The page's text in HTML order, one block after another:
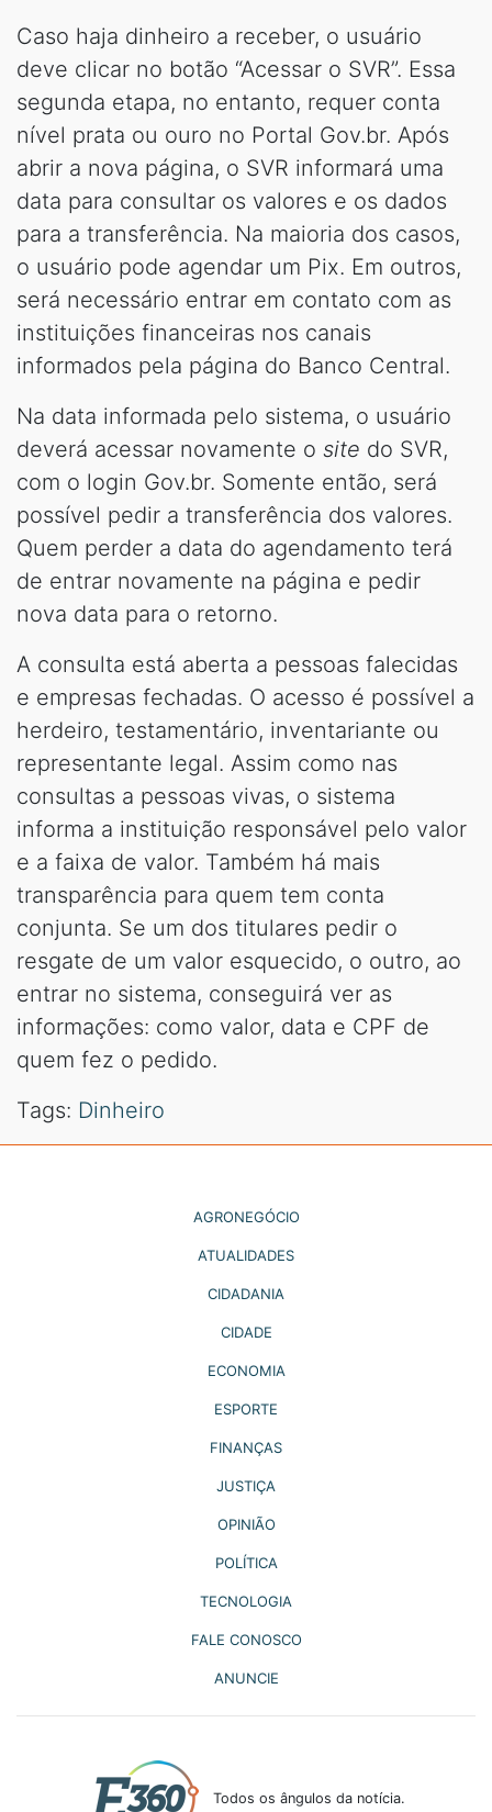
Caso haja dinheiro a receber, o usuário
deve clicar no botão “Acessar o SVR”. Essa
segunda etapa, no entanto, requer conta
nível prata ou ouro no Portal Gov.br. Após
abrir a nova página, o SVR informará uma
data para consultar os valores e os dados
para a transferência. Na maioria dos casos,
o usuário pode agendar um Pix. Em outros,
será necessário entrar em contato com as
instituições financeiras nos canais
informados pela página do Banco Central.
Na data informada pelo sistema, o usuário
deverá acessar novamente o site do SVR,
com o login Gov.br. Somente então, será
possível pedir a transferência dos valores.
Quem perder a data do agendamento terá
de entrar novamente na página e pedir
nova data para o retorno.
A consulta está aberta a pessoas falecidas
e empresas fechadas. O acesso é possível a
herdeiro, testamentário, inventariante ou
representante legal. Assim como nas
consultas a pessoas vivas, o sistema
informa a instituição responsável pelo valor
e a faixa de valor. Também há mais
transparência para quem tem conta
conjunta. Se um dos titulares pedir o
resgate de um valor esquecido, o outro, ao
entrar no sistema, conseguirá ver as
informações: como valor, data e CPF de
quem fez o pedido.
Tags: Dinheiro
AGRONEGÓCIO
ATUALIDADES
CIDADANIA
CIDADE
ECONOMIA
ESPORTE
FINANÇAS
JUSTIÇA
OPINIÃO
POLÍTICA
TECNOLOGIA
FALE CONOSCO
ANUNCIE
Todos os ângulos da notícia.